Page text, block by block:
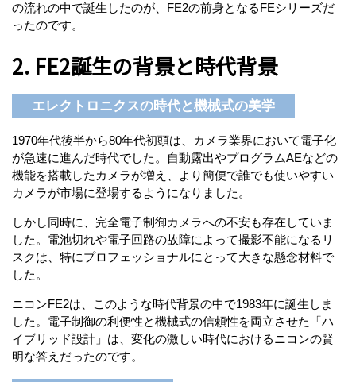
の流れの中で誕生したのが、FE2の前身となるFEシリーズだ
ったのです。
2. FE2誕生の背景と時代背景
エレクトロニクスの時代と機械式の美学
1970年代後半から80年代初頭は、カメラ業界において電子化
が急速に進んだ時代でした。自動露出やプログラムAEなどの
機能を搭載したカメラが増え、より簡便で誰でも使いやすい
カメラが市場に登場するようになりました。
しかし同時に、完全電子制御カメラへの不安も存在していま
した。電池切れや電子回路の故障によって撮影不能になるリ
スクは、特にプロフェッショナルにとって大きな懸念材料で
した。
ニコンFE2は、このような時代背景の中で1983年に誕生しま
した。電子制御の利便性と機械式の信頼性を両立させた「ハ
イブリッド設計」は、変化の激しい時代におけるニコンの賢
明な答えだったのです。